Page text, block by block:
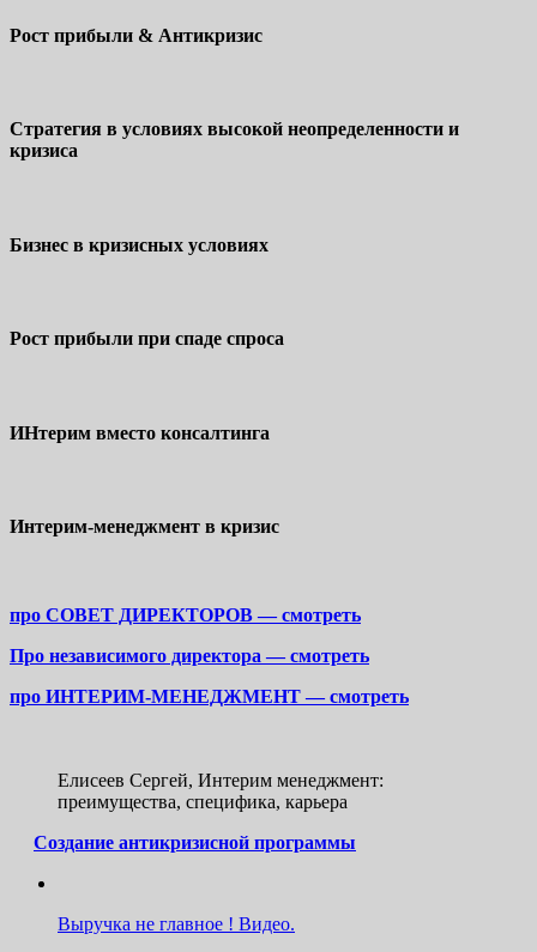
Рост прибыли & Антикризис
Стратегия в условиях высокой неопределенности и
кризиса
Бизнес в кризисных условиях
Рост прибыли при спаде спроса
ИНтерим вместо консалтинга
Интерим-менеджмент в кризис
про СОВЕТ ДИРЕКТОРОВ — смотреть
Про независимого директора — смотреть
про ИНТЕРИМ-МЕНЕДЖМЕНТ — смотреть
Елисеев Сергей, Интерим менеджмент:
преимущества, специфика, карьера
Создание антикризисной программы
Выручка не главное ! Видео.